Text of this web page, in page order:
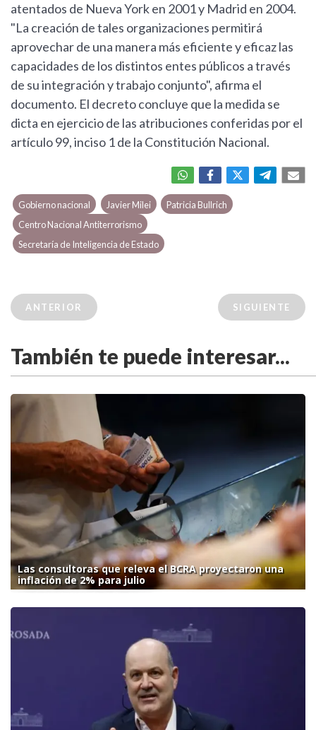
atentados de Nueva York en 2001 y Madrid en 2004.
"La creación de tales organizaciones permitirá
aprovechar de una manera más eficiente y eficaz las
capacidades de los distintos entes públicos a través
de su integración y trabajo conjunto", afirma el
documento. El decreto concluye que la medida se
dicta en ejercicio de las atribuciones conferidas por el
artículo 99, inciso 1 de la Constitución Nacional.
Gobierno nacional Javier Milei
Patricia Bullrich
Centro Nacional Antiterrorismo
Secretaría de Inteligencia de Estado
ANTERIOR SIGUIENTE
También te puede interesar...
Las consultoras que releva el BCRA proyectaron una
inflación de 2% para julio